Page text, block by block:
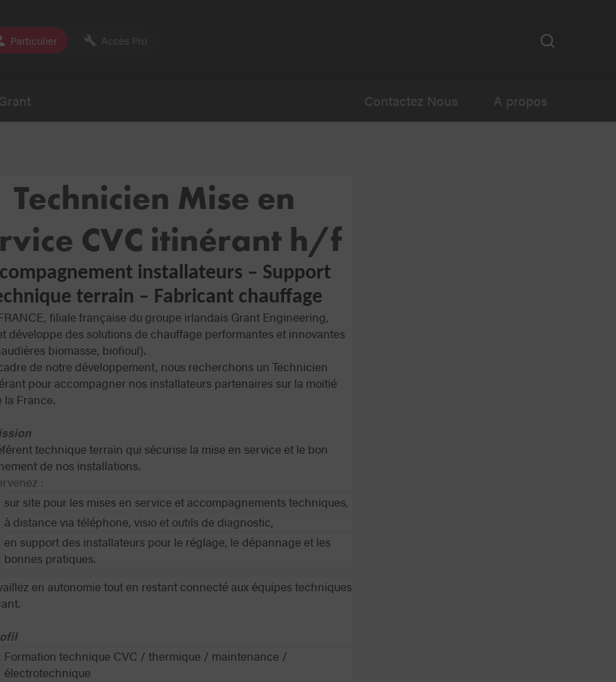
Particulier Accès Pro
Contactez Nous A propos
Technicien Mise en
CVC itinérant h/f
installateurs – Support
terrain – Fabricant chauffage
filiale française du groupe irlandais Grant Engineering,
développe des solutions de chauffage performantes et innovantes
biomasse, biofioul).
de notre développement, nous recherchons un Technicien
pour accompagner nos installateurs partenaires sur la moitié
la France.
technique terrain qui sécurise la mise en service et le bon
de nos installations.
:
sur site pour les mises en service et accompagnements techniques,
à distance via téléphone, visio et outils de diagnostic,
en support des installateurs pour le réglage, le dépannage et les
bonnes pratiques.
en autonomie tout en restant connecté aux équipes techniques
Formation technique CVC / thermique / maintenance /
électrotechnique